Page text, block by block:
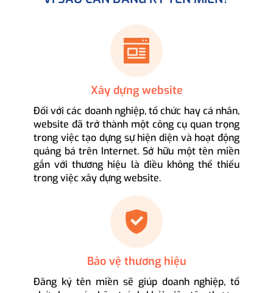
Xây dựng website
Đối với các doanh nghiệp, tổ chức hay cá nhân,
website đã trở thành một công cụ quan trọng
trong việc tạo dựng sự hiện diện và hoạt động
quảng bá trên Internet. Sở hữu một tên miền
gắn với thương hiệu là điều không thể thiếu
trong việc xây dựng website.
Bảo vệ thương hiệu
Đăng ký tên miền sẽ giúp doanh nghiệp, tổ